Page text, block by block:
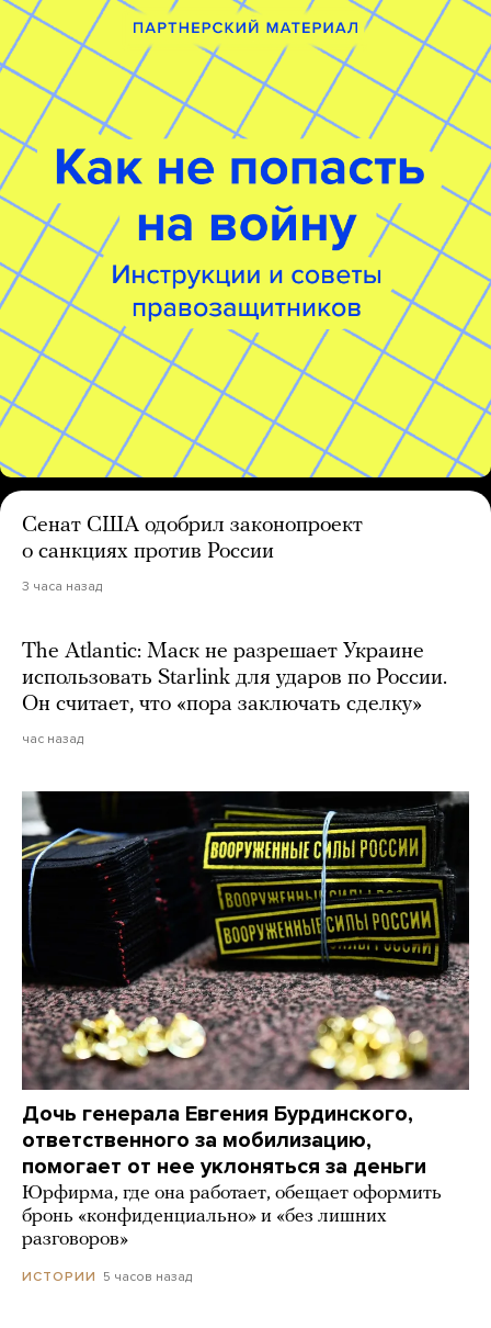
Сенат США одобрил законопроект
о санкциях против России
3 часа назад
The Atlantic: Маск не разрешает Украине
использовать Starlink для ударов по России.
Он считает, что «пора заключать сделку»
час назад
Дочь генерала Евгения Бурдинского,
ответственного за мобилизацию,
помогает от нее уклоняться за деньги
Юрфирма, где она работает, обещает оформить
бронь «конфиденциально» и «без лишних
разговоров»
ИСТОРИИ 5 часов назад